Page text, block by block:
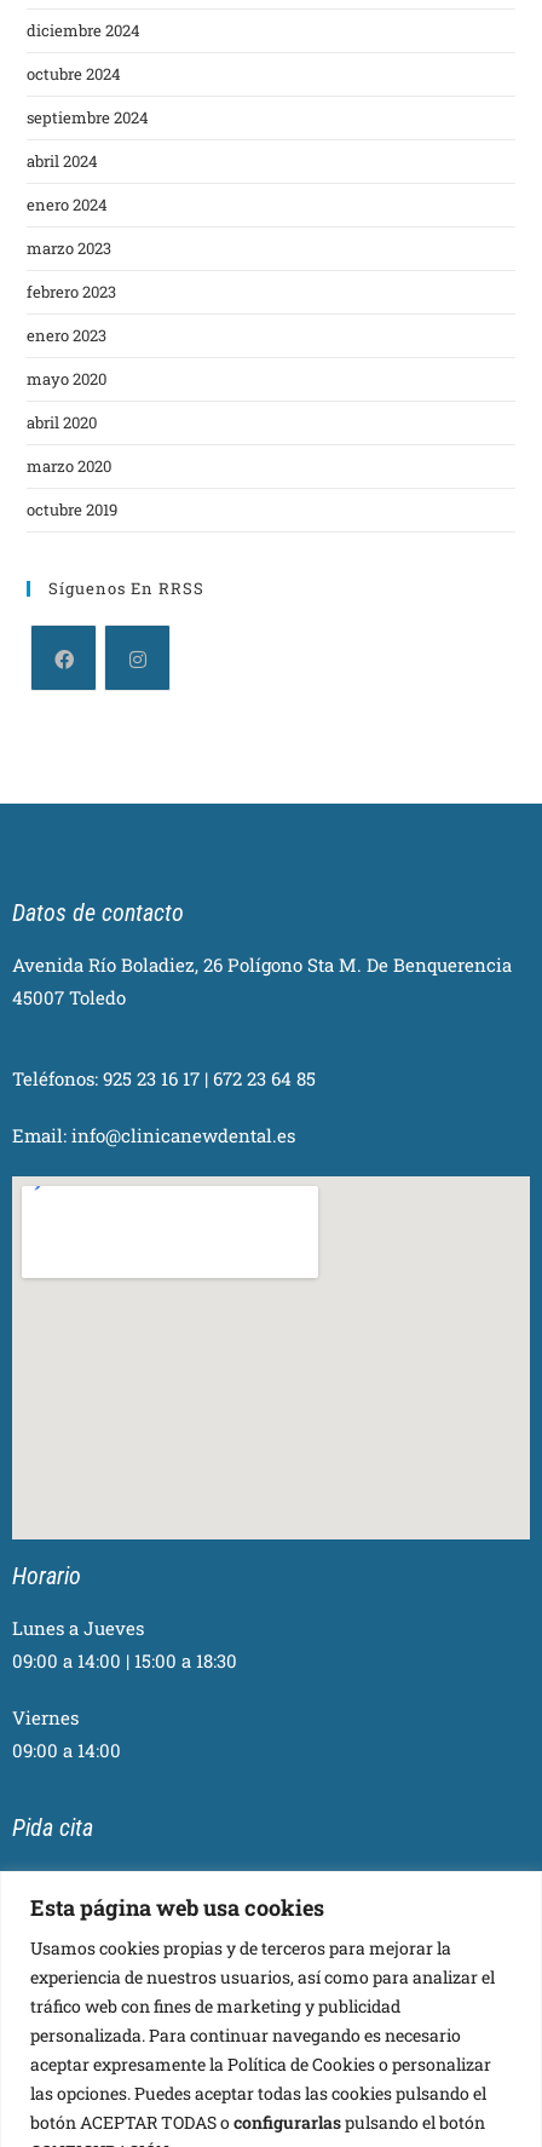
Esta página web usa cookies
Usamos cookies propias y de terceros para mejorar la
experiencia de nuestros usuarios, así como para analizar el
tráfico web con fines de marketing y publicidad
personalizada. Para continuar navegando es necesario
aceptar expresamente la Política de Cookies o personalizar
las opciones. Puedes aceptar todas las cookies pulsando el
botón ACEPTAR TODAS oconfigurarlaspulsando el botón
diciembre 2024
octubre 2024
septiembre 2024
abril 2024
enero 2024
marzo 2023
febrero 2023
enero 2023
mayo 2020
abril 2020
marzo 2020
octubre 2019
Síguenos En RRSS
Datos de contacto
Avenida Río Boladiez, 26 Polígono Sta M. De Benquerencia
45007 Toledo
Teléfonos: 925 23 16 17 | 672 23 64 85
Email: info@clinicanewdental.es
Horario
Lunes a Jueves
09:00 a 14:00 | 15:00 a 18:30
Viernes
09:00 a 14:00
Pida cita
Síganos